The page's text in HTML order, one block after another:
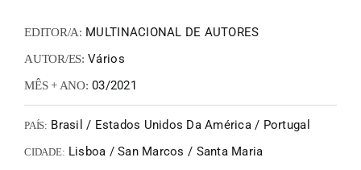
EDITOR/A: MULTINACIONAL DE AUTORES
AUTOR/ES: Vários
MÊS + ANO: 03/2021
PAÍS: Brasil / Estados Unidos Da América / Portugal
CIDADE: Lisboa / San Marcos / Santa Maria